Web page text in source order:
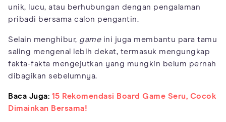
unik, lucu, atau berhubungan dengan pengalaman
pribadi bersama calon pengantin.
Selain menghibur, gameini juga membantu para tamu
saling mengenal lebih dekat, termasuk mengungkap
fakta-fakta mengejutkan yang mungkin belum pernah
dibagikan sebelumnya.
Baca Juga: 15 Rekomendasi Board Game Seru, Cocok
Dimainkan Bersama!